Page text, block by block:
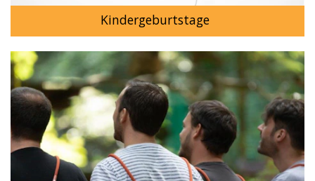
Kindergeburtstage